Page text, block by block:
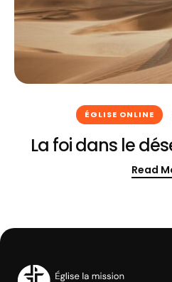
ÉGLISE ONLINE
La foi dans le
Read